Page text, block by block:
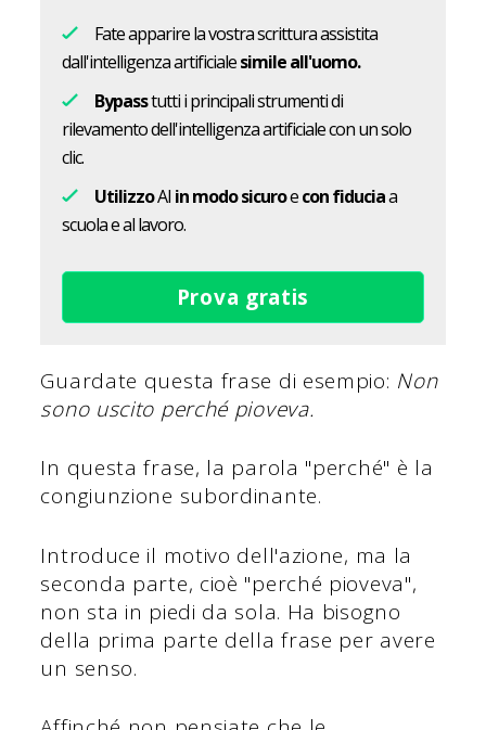
Fate apparire la vostra scrittura assistita
dall'intelligenza artificialesimile all'uomo.
Bypasstutti i principali strumenti di
rilevamento dell'intelligenza artificiale con un solo
clic.
UtilizzoAI in modo sicuroecon fiduciaa
scuola e al lavoro.
Prova gratis
Guardate questa frase di esempio: Non
sono uscito perché pioveva.
In questa frase, la parola "perché" è la
congiunzione subordinante.
Introduce il motivo dell'azione, ma la
seconda parte, cioè "perché pioveva",
non sta in piedi da sola. Ha bisogno
della prima parte della frase per avere
un senso.